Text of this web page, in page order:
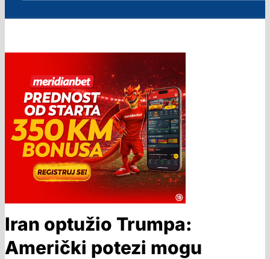
Iran optužio Trumpa:
Američki potezi mogu